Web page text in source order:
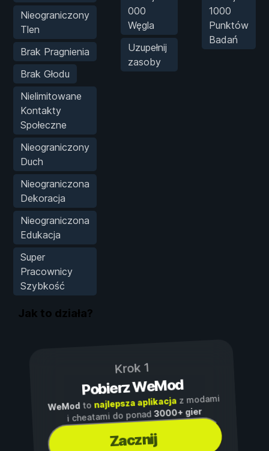
Nieograniczony
Tlen
Brak Pragnienia
Brak Głodu
Nielimitowane
Kontakty
Społeczne
Nieograniczony
Duch
Nieograniczona
Dekoracja
Nieograniczona
Edukacja
Super
Pracownicy
Szybkość
000
Węgla
Uzupełnij
zasoby
1000
Punktów
Badań
Jak to działa?
Krok 1
Pobierz WeMod
WeModto najlepsza aplikacjaz modami
i cheatami do ponad3000+ gier
Zacznij